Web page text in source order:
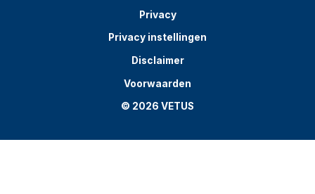
Privacy
Privacy instellingen
Disclaimer
Voorwaarden
© 2026 VETUS